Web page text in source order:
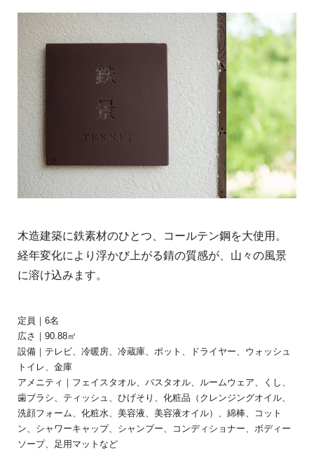
木造建築に鉄素材のひとつ、コールテン鋼を大使用。
経年変化により浮かび上がる錆の質感が、山々の風景
に溶け込みます。
定員｜6名
広さ｜90.88㎡
設備｜テレビ、冷暖房、冷蔵庫、ポット、ドライヤー、ウォッシュ
トイレ、金庫
アメニティ｜フェイスタオル、バスタオル、ルームウェア、くし、
歯ブラシ、ティッシュ、ひげそり、化粧品（クレンジングオイル、
洗顔フォーム、化粧水、美容液、美容液オイル）、綿棒、コット
ン、シャワーキャップ、シャンプー、コンディショナー、ボディー
ソープ、足用マットなど